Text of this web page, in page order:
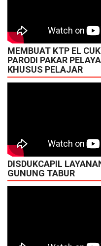
MEMBUAT KTP EL
PARODI PAKAR
KHUSUS PELAJAR
DISDUKCAPIL
GUNUNG TABUR